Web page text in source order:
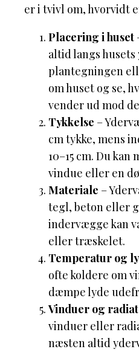
er i tvivl om, hvorvidt
Placering i huset
altid langs
plantegningen
om huset og se,
vender ud mod
Tykkelse –
cm tykke, mens
10–15 cm. Du
vindue eller en
Materiale –
tegl, beton eller
indervægge kan
eller træskelet.
Temperatur og
ofte koldere om
dæmpe lyde
Vinduer og
vinduer eller
næsten altid